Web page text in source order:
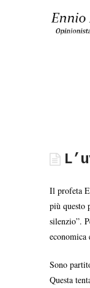
Il profeta
più questo
silenzio”.
Sono
Questa